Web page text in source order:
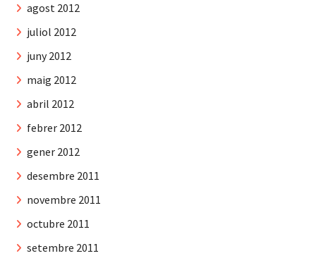
agost 2012
juliol 2012
juny 2012
maig 2012
abril 2012
febrer 2012
gener 2012
desembre 2011
novembre 2011
octubre 2011
setembre 2011